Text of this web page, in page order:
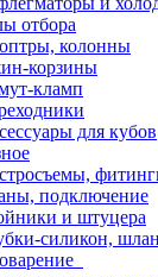
отбора
колонны
корзины
кламп
для кубов
подключение
и штуцера
силикон,